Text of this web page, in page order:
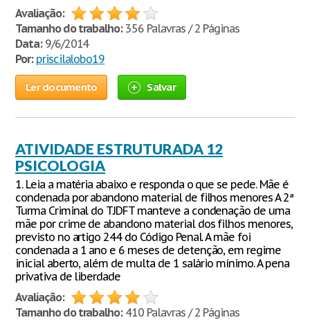
Avaliação:
Tamanho do trabalho:356 Palavras / 2 Páginas
Data:9/6/2014
Por: priscilalobo19
Ler documento Salvar
ATIVIDADE ESTRUTURADA 12
PSICOLOGIA
1. Leia a matéria abaixo e responda o que se pede. Mãe é
condenada por abandono material de filhos menores A 2ª
Turma Criminal do TJDFT manteve a condenação de uma
mãe por crime de abandono material dos filhos menores,
previsto no artigo 244 do Código Penal. A mãe foi
condenada a 1 ano e 6 meses de detenção, em regime
inicial aberto, além de multa de 1 salário mínimo. A pena
privativa de liberdade
Avaliação:
Tamanho do trabalho:410 Palavras / 2 Páginas